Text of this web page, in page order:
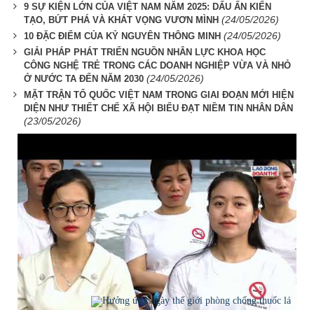
9 SỰ KIỆN LỚN CỦA VIỆT NAM NĂM 2025: DẤU ẤN KIẾN
TẠO, BỨT PHÁ VÀ KHÁT VỌNG VƯƠN MÌNH (24/05/2026)
10 ĐẶC ĐIỂM CỦA KỶ NGUYÊN THÔNG MINH (24/05/2026)
GIẢI PHÁP PHÁT TRIỂN NGUỒN NHÂN LỰC KHOA HỌC
CÔNG NGHỆ TRẺ TRONG CÁC DOANH NGHIỆP VỪA VÀ NHỎ
Ở NƯỚC TA ĐẾN NĂM 2030 (24/05/2026)
MẶT TRẬN TỔ QUỐC VIỆT NAM TRONG GIAI ĐOẠN MỚI HIỆN
DIỆN NHƯ THIẾT CHẾ XÃ HỘI BIỂU ĐẠT NIỀM TIN NHÂN DÂN
(23/05/2026)